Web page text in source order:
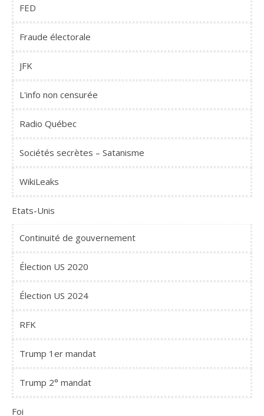
FED
Fraude électorale
JFK
L'info non censurée
Radio Québec
Sociétés secrètes – Satanisme
WikiLeaks
Etats-Unis
Continuité de gouvernement
Élection US 2020
Élection US 2024
RFK
Trump 1er mandat
Trump 2° mandat
Foi